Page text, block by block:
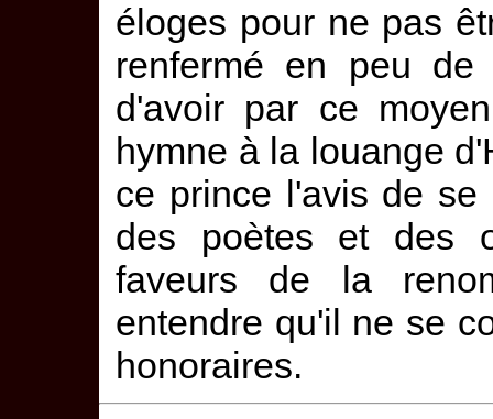
éloges pour ne pas
renfermé en peu de
d'avoir par ce
hymne à la louange
ce prince l'avis de se
des poètes et des
faveurs de la
entendre qu'il ne se
honoraires.